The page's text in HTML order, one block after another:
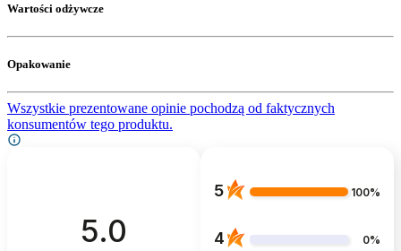
Wartości odżywcze
Opakowanie
Wszystkie prezentowane opinie pochodzą od faktycznych
konsumentów tego produktu.
5.0
5 100%
4 0%